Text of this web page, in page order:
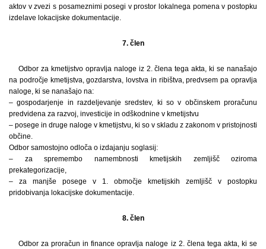
aktov v zvezi s posameznimi posegi v prostor lokalnega pomena v postopku
izdelave lokacijske dokumentacije.
7. člen
Odbor za kmetijstvo opravlja naloge iz 2. člena tega akta, ki se nanašajo
na področje kmetijstva, gozdarstva, lovstva in ribištva, predvsem pa opravlja
naloge, ki se nanašajo na:
– gospodarjenje in razdeljevanje sredstev, ki so v občinskem proračunu
predvidena za razvoj, investicije in odškodnine v kmetijstvu
– posege in druge naloge v kmetijstvu, ki so v skladu z zakonom v pristojnosti
občine.
Odbor samostojno odloča o izdajanju soglasij:
– za spremembo namembnosti kmetijskih zemljišč oziroma
prekategorizacije,
– za manjše posege v 1. območje kmetijskih zemljišč v postopku
pridobivanja lokacijske dokumentacije.
8. člen
Odbor za proračun in finance opravlja naloge iz 2. člena tega akta, ki se